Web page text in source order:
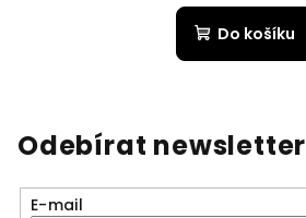
Do košíku
Odebírat newsletter
E-mail